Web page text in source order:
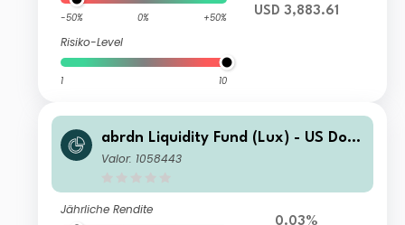
-50% 0% +50%
Risiko-Level
1 10
USD 3,883.61
abrdn Liquidity Fund (Lux) - US Dolla
r Fund I-2 Acc USD
Valor: 1058443
Jährliche Rendite
0.03%